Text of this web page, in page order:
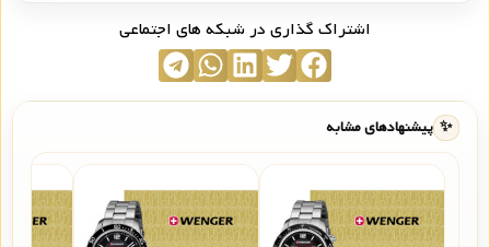
اشتراک گذاری در شبکه های اجتماعی
✨ پیشنهادهای مشابه